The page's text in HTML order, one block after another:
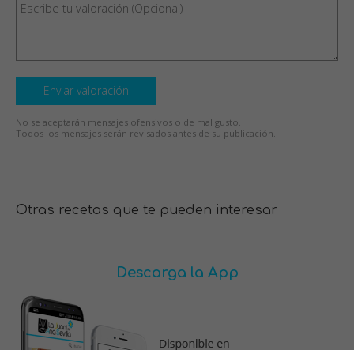
Enviar valoración
No se aceptarán mensajes ofensivos o de mal gusto.
Todos los mensajes serán revisados antes de su publicación.
Otras recetas que te pueden interesar
Descarga la App